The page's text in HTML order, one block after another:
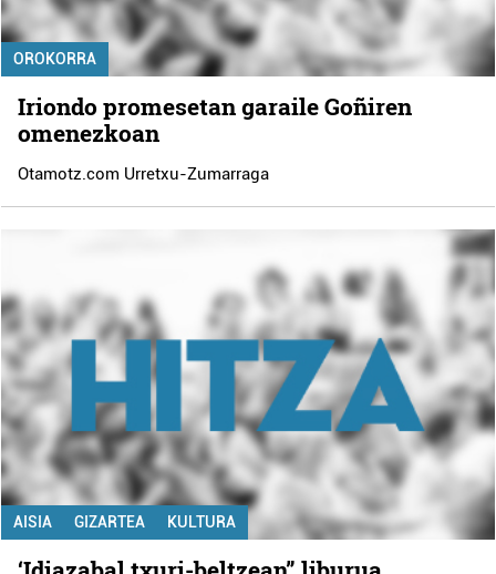
OROKORRA
Iriondo promesetan garaile Goñiren
omenezkoan
Otamotz.com Urretxu-Zumarraga
AISIA GIZARTEA KULTURA